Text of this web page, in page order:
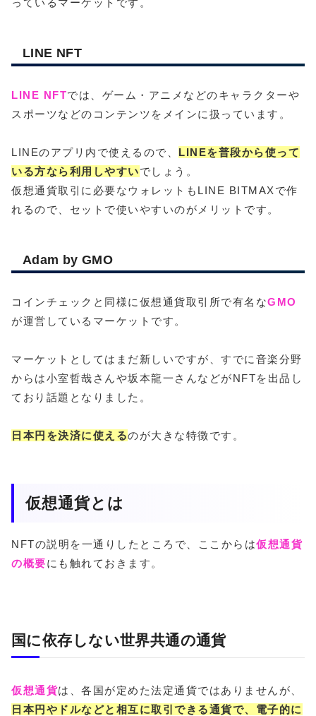
LINE NFT
LINE NFTでは、ゲーム・アニメなどのキャラクターや
スポーツなどのコンテンツをメインに扱っています。
LINEのアプリ内で使えるので、 LINEを普段から使って
いる方なら利用しやすいでしょう。
仮想通貨取引に必要なウォレットもLINE BITMAXで作
れるので、セットで使いやすいのがメリットです。
Adam by GMO
コインチェックと同様に仮想通貨取引所で有名なGMO
が運営しているマーケットです。
マーケットとしてはまだ新しいですが、すでに音楽分野
からは小室哲哉さんや坂本龍一さんなどがNFTを出品し
ており話題となりました。
日本円を決済に使えるのが大きな特徴です。
仮想通貨とは
NFTの説明を一通りしたところで、ここからは仮想通貨
の概要にも触れておきます。
国に依存しない世界共通の通貨
仮想通貨は、各国が定めた法定通貨ではありませんが、
日本円やドルなどと相互に取引できる通貨で、電子的に